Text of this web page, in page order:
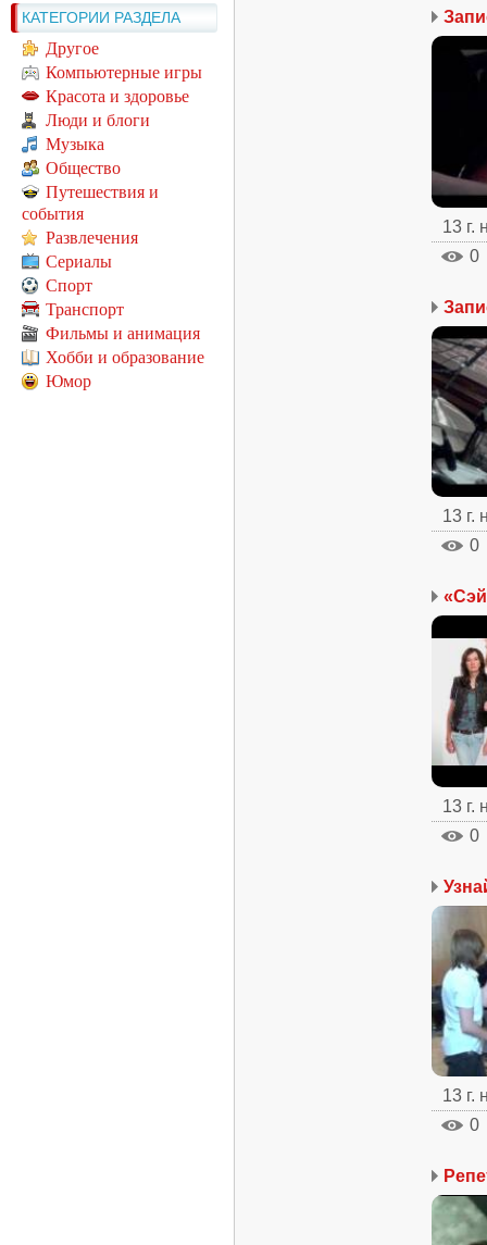
КАТЕГОРИИ РАЗДЕЛА
Другое
Компьютерные игры
Красота и здоровье
Люди и блоги
Музыка
Общество
Путешествия и
события
Развлечения
Сериалы
Спорт
Транспорт
Фильмы и анимация
Хобби и образование
Юмор
13 г.
0
13 г.
0
13 г.
0
13 г.
0